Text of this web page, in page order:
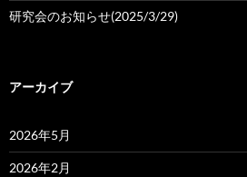
研究会のお知らせ(2025/3/29)
アーカイブ
2026年5月
2026年2月